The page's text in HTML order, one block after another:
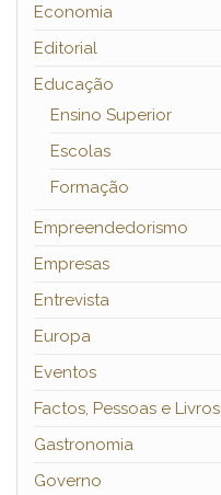
Economia
Editorial
Educação
Ensino Superior
Escolas
Formação
Empreendedorismo
Empresas
Entrevista
Europa
Eventos
Factos, Pessoas e Livros
Gastronomia
Governo